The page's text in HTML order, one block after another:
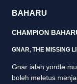
BAHARU
CHAMPION
GNAR, THE MISSING
Gnar ialah yordle
boleh meletus